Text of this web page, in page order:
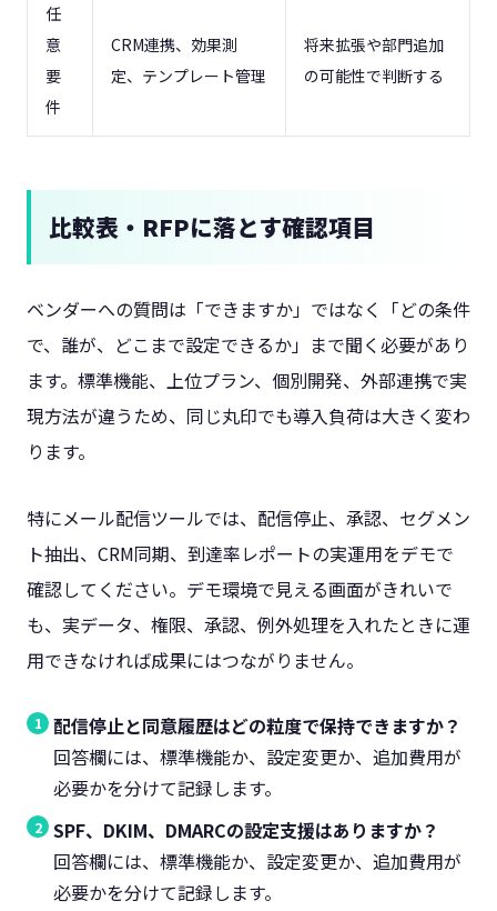
任
意
要
件
CRM連携、効果測
定、テンプレート管理
将来拡張や部門追加
の可能性で判断する
比較表・RFPに落とす確認項目
ベンダーへの質問は「できますか」ではなく「どの条件
で、誰が、どこまで設定できるか」まで聞く必要があり
ます。標準機能、上位プラン、個別開発、外部連携で実
現方法が違うため、同じ丸印でも導入負荷は大きく変わ
ります。
特にメール配信ツールでは、配信停止、承認、セグメン
ト抽出、CRM同期、到達率レポートの実運用をデモで
確認してください。デモ環境で見える画面がきれいで
も、実データ、権限、承認、例外処理を入れたときに運
用できなければ成果にはつながりません。
配信停止と同意履歴はどの粒度で保持できますか？
回答欄には、標準機能か、設定変更か、追加費用が
必要かを分けて記録します。
SPF、DKIM、DMARCの設定支援はありますか？
回答欄には、標準機能か、設定変更か、追加費用が
必要かを分けて記録します。